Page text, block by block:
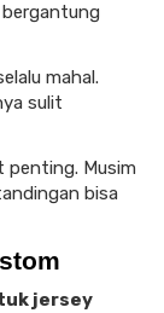
bergantung
mahal.
sulit
penting. Musim
bisa
jersey